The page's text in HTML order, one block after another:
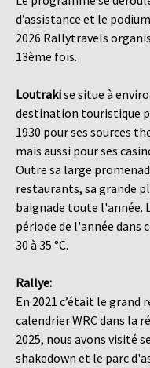
d’assistance et le
2026 Rallytravels
13ème fois.
Loutrakise situe à
destination touristique
1930 pour ses sources
mais aussi pour ses
Outre sa large
restaurants, sa grande
baignade toute l'année.
période de l'année dans
30 à 35 °C.
Rallye:
En 2021 c’était le grand
calendrier WRC dans la
2025, nous avons visité
shakedown et le parc